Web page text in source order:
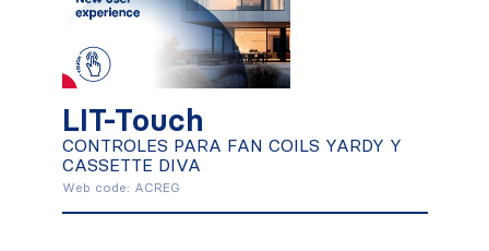
LIT-Touch
CONTROLES PARA FAN COILS YARDY Y
CASSETTE DIVA
Web code: ACREG
LIT-Touch
CONTROLES PARA FAN COILS
Conocer más